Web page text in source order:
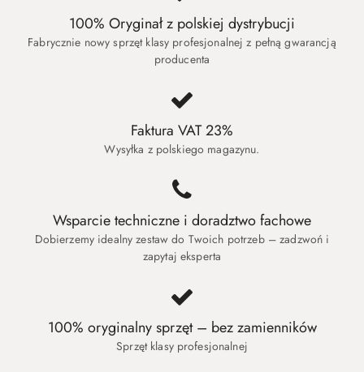
100% Oryginał z polskiej dystrybucji
Fabrycznie nowy sprzęt klasy profesjonalnej z pełną gwarancją
producenta
Faktura VAT 23%
Wysyłka z polskiego magazynu.
Wsparcie techniczne i doradztwo fachowe
Dobierzemy idealny zestaw do Twoich potrzeb – zadzwoń i
zapytaj eksperta
100% oryginalny sprzęt – bez zamienników
Sprzęt klasy profesjonalnej